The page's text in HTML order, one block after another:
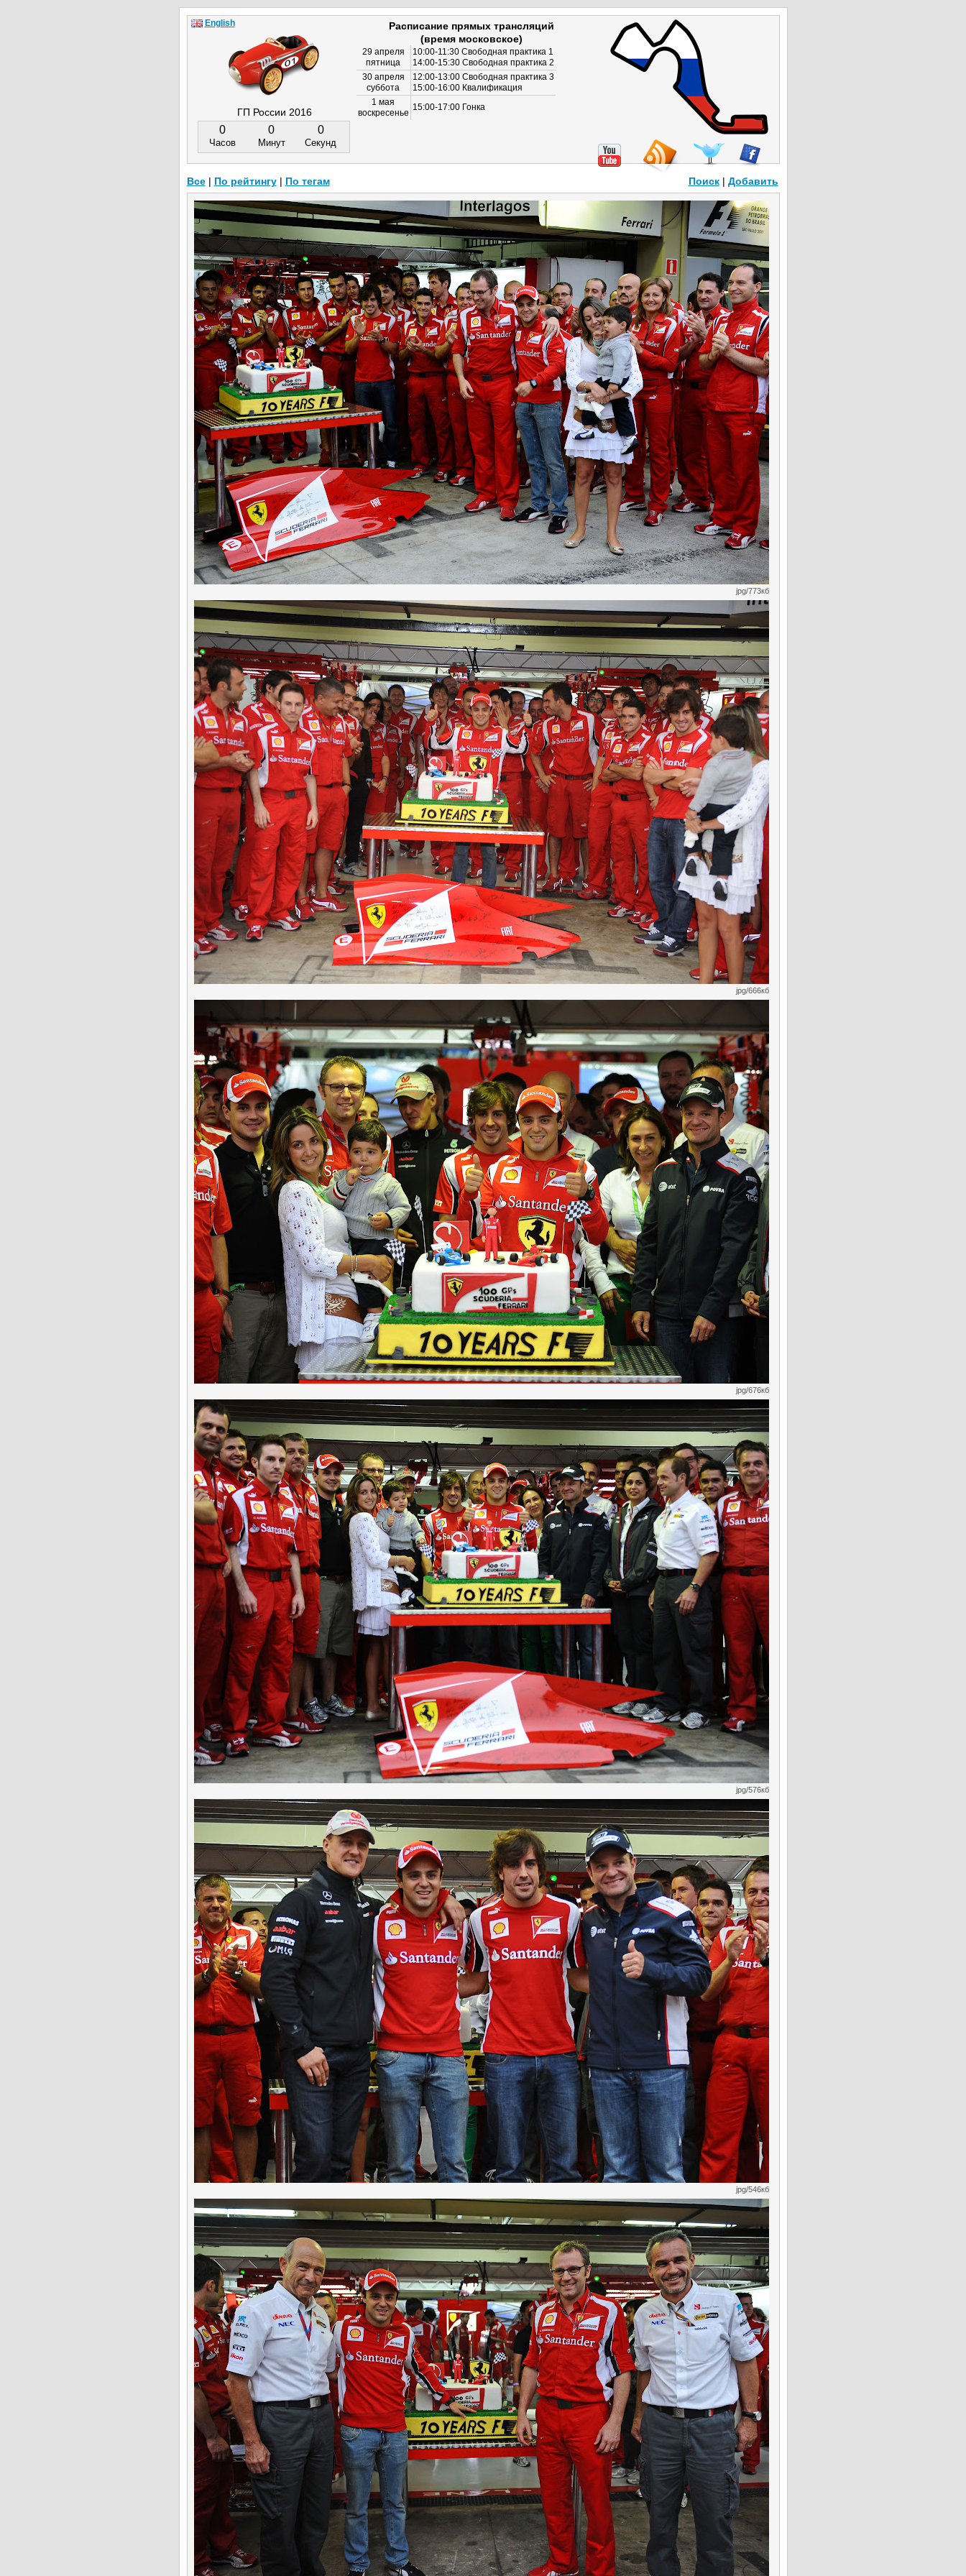
jpg/773кб
jpg/666кб
jpg/676кб
jpg/576кб
jpg/546кб
ГП России 2016
0
Часов
0
Минут
0
Секунд
Расписание прямых трансляций
(время московское)
29 апреля
пятница
10:00-11:30 Свободная практика 1
14:00-15:30 Свободная практика 2
30 апреля
суббота
12:00-13:00 Свободная практика 3
15:00-16:00 Квалификация
1 мая
воскресенье
15:00-17:00 Гонка
English
Все| По рейтингу| По тегам Добавить
Поиск|